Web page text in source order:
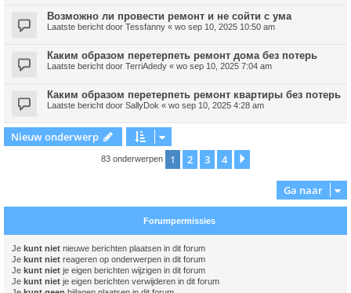
Возможно ли провести ремонт и не сойти с ума
Laatste bericht door Tessfanny « wo sep 10, 2025 10:50 am
Каким образом перетерпеть ремонт дома без потерь
Laatste bericht door TerriAdedy « wo sep 10, 2025 7:04 am
Каким образом перетерпеть ремонт квартиры без потерь
Laatste bericht door SallyDok « wo sep 10, 2025 4:28 am
Nieuw onderwerp
83 onderwerpen 1 2 3 4
Ga naar
Forumpermissies
Je kunt niet nieuwe berichten plaatsen in dit forum
Je kunt niet reageren op onderwerpen in dit forum
Je kunt niet je eigen berichten wijzigen in dit forum
Je kunt niet je eigen berichten verwijderen in dit forum